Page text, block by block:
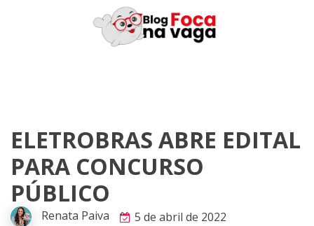
ELETROBRAS ABRE EDITAL
PARA CONCURSO
PÚBLICO
Renata Paiva 5 de abril de 2022